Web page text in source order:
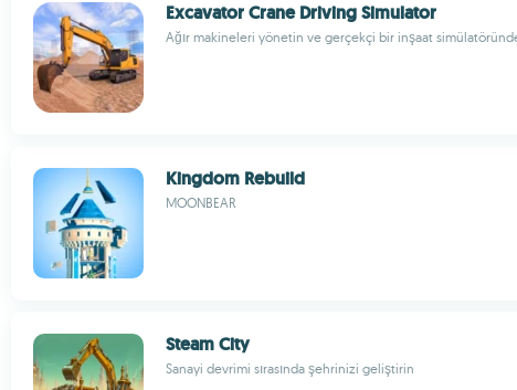
Excavator Crane Driving Simulator
Ağır makineleri yönetin ve gerçekçi bir inşaat
Kingdom Rebuild
MOONBEAR
Steam City
Sanayi devrimi sırasında şehrinizi geliştirin